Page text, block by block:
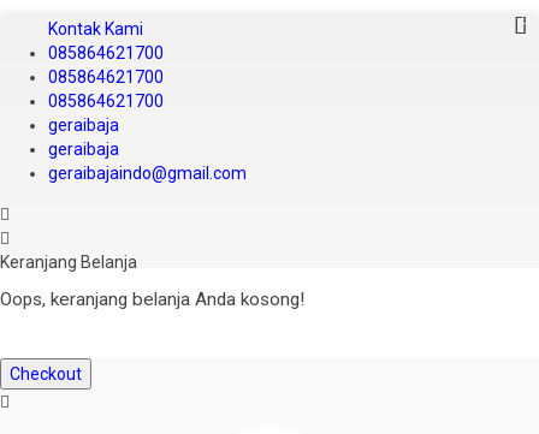
Kontak Kami
085864621700
085864621700
085864621700
geraibaja
geraibaja
geraibajaindo@gmail.com
Keranjang Belanja
Oops, keranjang belanja Anda kosong!
Checkout